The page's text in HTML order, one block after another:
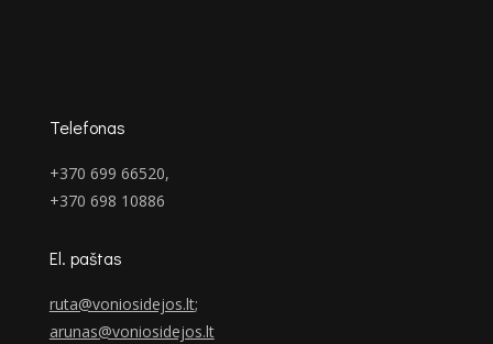
Telefonas
+370 699 66520,
+370 698 10886
El. paštas
ruta@voniosidejos.lt;
arunas@voniosidejos.lt